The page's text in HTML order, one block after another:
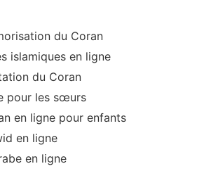
du Coran
islamiques en ligne
du Coran
pour les sœurs
en ligne pour enfants
en ligne
en ligne